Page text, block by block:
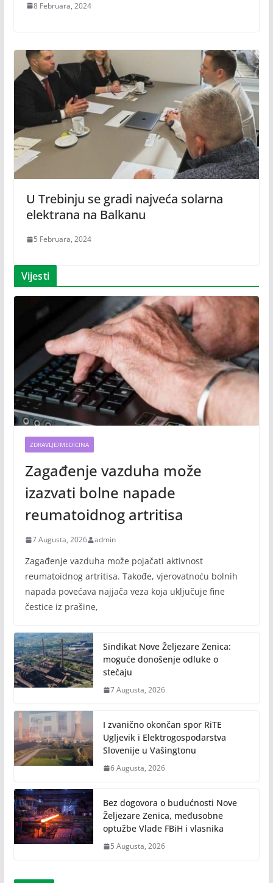
8 Februara, 2024
U Trebinju se gradi najveća solarna
elektrana na Balkanu
5 Februara, 2024
Vijesti
ZDRAVLJE/MEDICINA
Zagađenje vazduha može
izazvati bolne napade
reumatoidnog artritisa
7 Augusta, 2026 admin
Zagađenje vazduha može pojačati aktivnost
reumatoidnog artritisa. Takođe, vjerovatnoću bolnih
napada povećava najjača veza koja uključuje fine
čestice iz prašine,
Sindikat Nove Željezare Zenica:
moguće donošenje odluke o
stečaju
7 Augusta, 2026
I zvanično okončan spor RiTE
Ugljevik i Elektrogospodarstva
Slovenije u Vašingtonu
6 Augusta, 2026
Bez dogovora o budućnosti Nove
Željezare Zenica, međusobne
optužbe Vlade FBiH i vlasnika
5 Augusta, 2026